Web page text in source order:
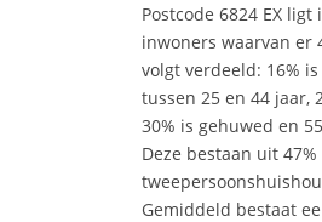
Postcode 6824 EX
inwoners waarvan er
volgt verdeeld: 16%
tussen 25 en 44 jaar,
30% is gehuwed en
Deze bestaan uit
Gemiddeld bestaat